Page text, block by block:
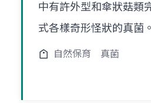
中有許外型和傘狀菇類
式各樣奇形怪狀的真菌。
自然保育 真菌